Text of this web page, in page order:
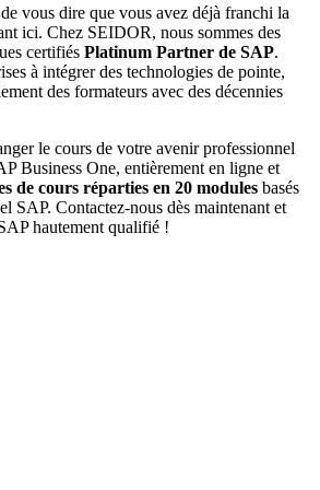
vous dire que vous avez déjà franchi la
ici. Chez SEIDOR, nous sommes des
certifiés Platinum Partner de SAP.
à intégrer des technologies de pointe,
des formateurs avec des décennies
le cours de votre avenir professionnel
Business One, entièrement en ligne et
de cours réparties en 20 modules basés
SAP. Contactez-nous dès maintenant et
hautement qualifié !